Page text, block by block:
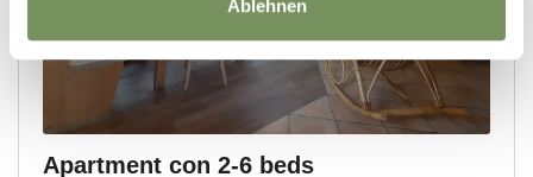
Ablehnen